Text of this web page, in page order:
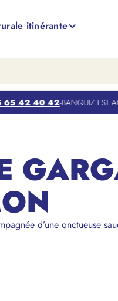
itinérante
42 40 42-BANQUIZ EST
d’une onctueuse